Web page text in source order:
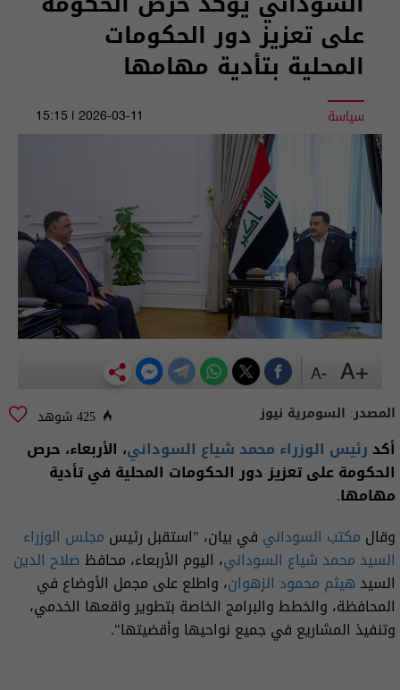
على تعزيز دور الحكومات
المحلية بتأدية مهامها
سياسة 2026-03-11 | 15:15
المصدر: السومرية نيوز 425 شوهد
أكدرئيس الوزراء محمد شياع السوداني، الأربعاء، حرص
الحكومة على تعزيز دور الحكومات المحلية في تأدية
مهامها.
وقال مكتب السوداني في بيان، "استقبل رئيس مجلس الوزراء
السيد محمد شياع السوداني، اليوم الأربعاء، محافظصلاح الدين
السيدهيثم محمود الزهوان، واطلع على مجمل الأوضاع في
المحافظة، والخطط والبرامج الخاصة بتطوير واقعها الخدمي،
وتنفيذ المشاريع في جميع نواحيها وأقضيتها".
+A
-A